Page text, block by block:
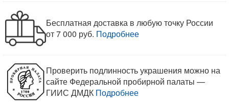
Бесплатная доставка в любую точку России
от 7 000 руб. Подробнее
Проверить подлинность украшения можно на
сайте Федеральной пробирной палаты —
ГИИС ДМДК Подробнее